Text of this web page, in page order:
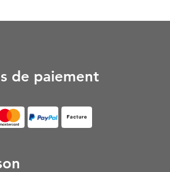
de paiement
Facture (S’ouvre dans